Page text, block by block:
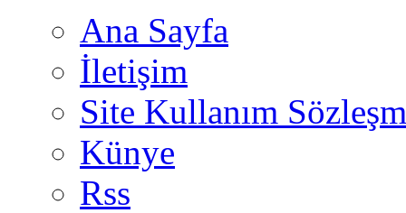
Ana Sayfa
İletişim
Site Kullanım
Künye
Rss